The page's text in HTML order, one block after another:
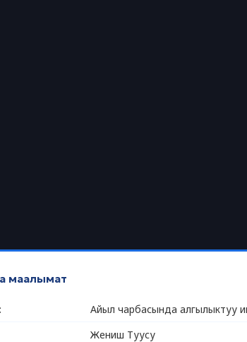
маалымат
Айыл чарбасында алгылыктуу
Жениш Туусу